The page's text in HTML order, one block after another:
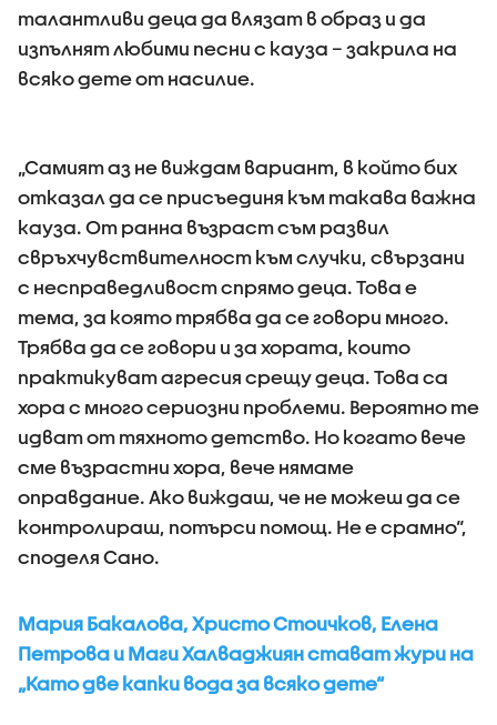
талантливи деца да влязат в образ и да
изпълнят любими песни с кауза – закрила на
всяко дете от насилие.
„Самият аз не виждам вариант, в който бих
отказал да се присъединя към такава важна
кауза. От ранна възраст съм развил
свръхчувствителност към случки, свързани
с несправедливост спрямо деца. Това е
тема, за която трябва да се говори много.
Трябва да се говори и за хората, които
практикуват агресия срещу деца. Това са
хора с много сериозни проблеми. Вероятно те
идват от тяхното детство. Но когато вече
сме възрастни хора, вече нямаме
оправдание. Ако виждаш, че не можеш да се
контролираш, потърси помощ. Не е срамно“,
споделя Сано.
Мария Бакалова, Христо Стоичков, Елена
Петрова и Маги Халваджиян стават жури на
„Като две капки вода за всяко дете“